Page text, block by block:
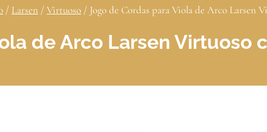
/ Larsen /Virtuoso / Jogo de Cordas para Viola de Arco Larsen
de Arco Larsen Virtuoso